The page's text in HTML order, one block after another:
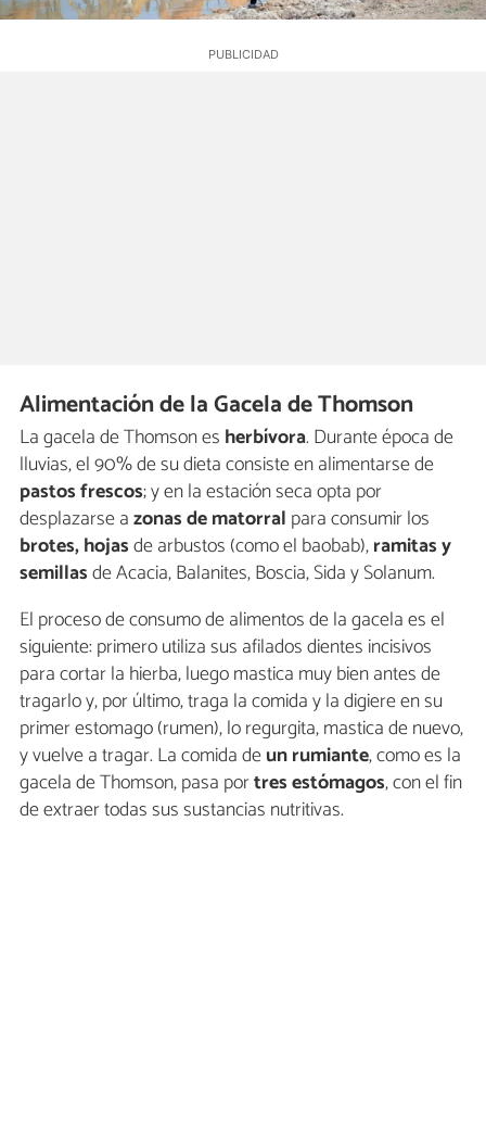
Alimentación de la Gacela de Thomson
La gacela de Thomson es herbívora. Durante época de
lluvias, el 90% de su dieta consiste en alimentarse de
pastos frescos; y en la estación seca opta por
desplazarse azonas de matorral para consumir los
brotes, hojasde arbustos (como el baobab),ramitas y
semillasde Acacia, Balanites, Boscia, Sida y Solanum.
El proceso de consumo de alimentos de la gacela es el
siguiente: primero utiliza sus afilados dientes incisivos
para cortar la hierba, luego mastica muy bien antes de
tragarlo y, por último, traga la comida y la digiere en su
primer estomago (rumen), lo regurgita, mastica de nuevo,
y vuelve a tragar. La comida deun rumiante, como es la
gacela de Thomson, pasa portres estómagos, con el fin
de extraer todas sus sustancias nutritivas.